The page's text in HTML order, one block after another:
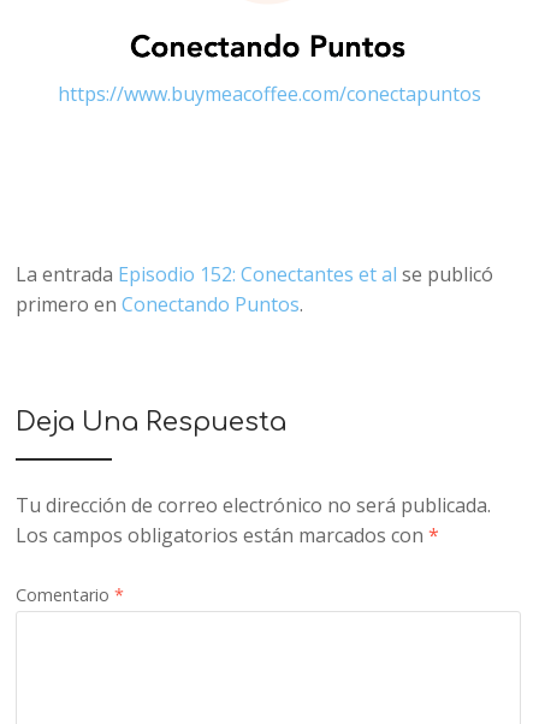
https://www.buymeacoffee.com/conectapuntos
La entrada Episodio 152: Conectantes et al se publicó
primero enConectando Puntos.
Deja Una Respuesta
Tu dirección de correo electrónico no será publicada.
Los campos obligatorios están marcados con*
Comentario*